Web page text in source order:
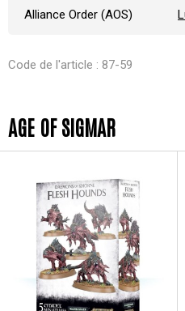
Alliance Order (AOS)
Code de l'article : 87-59
AGE OF SIGMAR